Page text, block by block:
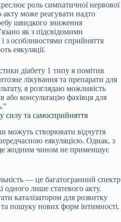
роль симпатичної нервової
акту може реагувати надто
швидкого зниження
як з підсвідомими
з особливостями сприйняття
еякуляції.
діабету 1 типу я помітив
лікування та препарати для
я розглядаю можливість
або консультацію фахівця для
силу та самосприйняття
можуть створювати відчуття
еякуляцією. Однак, з
жодним чином не применшує
— це багатогранний спектр
одного лише статевого акту.
каталізатором для розвитку
та пошуку нових форм інтимності.